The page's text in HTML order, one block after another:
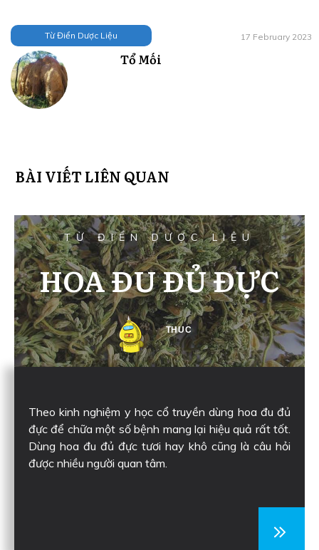
Từ Điển Dược Liệu 17 February 2023
Tổ Mối
BÀI VIẾT LIÊN QUAN
TỪ ĐIỂN DƯỢC LIỆU
HOA ĐU ĐỦ ĐỰC
THUC
Theo kinh nghiệm y học cổ truyền dùng hoa đu đủ
đực để chữa một số bệnh mang lại hiệu quả rất tốt.
Dùng hoa đu đủ đực tươi hay khô cũng là câu hỏi
được nhiều người quan tâm.